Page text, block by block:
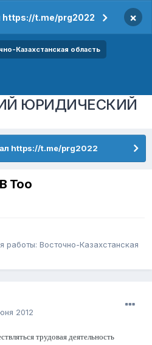
https://t.me/prg2022 ×
Казахстанская область
ЮРИДИЧЕСКИЙ
https://t.me/prg2022
Тоо
работы: Восточно-Казахстанская
2012
трудовая деятельность